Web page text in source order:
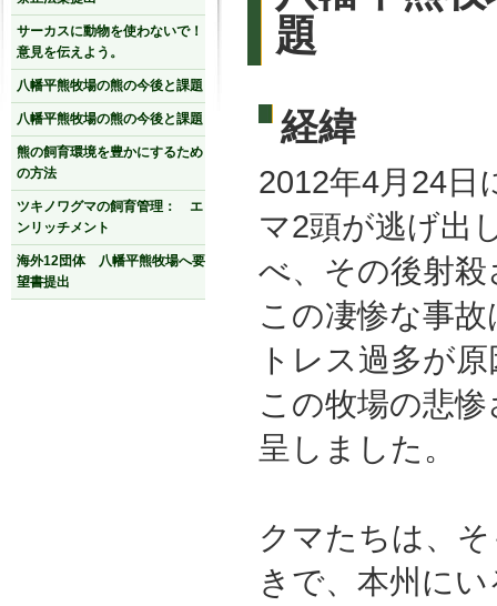
題
経緯
2012年4月24日
マ2頭が逃げ出
べ、その後射
この凄惨な事
トレス過多が
この牧場の悲
呈しました。
クマたちは、
きで、本州に
サーカスに動物を使わないで！
意見を伝えよう。
八幡平熊牧場の熊の今後と課題
八幡平熊牧場の熊の今後と課題
熊の飼育環境を豊かにするため
の方法
ツキノワグマの飼育管理： エ
ンリッチメント
海外12団体 八幡平熊牧場へ要
望書提出